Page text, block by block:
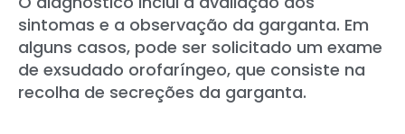
sintomas e a observação da garganta. Em
alguns casos, pode ser solicitado um exame
de exsudado orofaríngeo, que consiste na
recolha de secreções da garganta.